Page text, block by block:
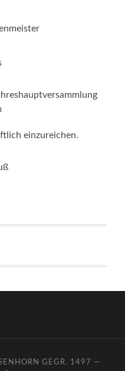
einzureichen.
GEGR. 1497 —